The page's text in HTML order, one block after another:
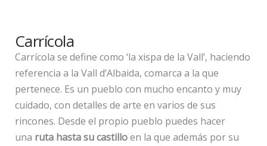
Carrícola
Carrícola se define como ‘la xispa de la Vall’, haciendo
referencia a la Vall d’Albaida, comarca a la que
pertenece. Es un pueblo con mucho encanto y muy
cuidado, con detalles de arte en varios de sus
rincones. Desde el propio pueblo puedes hacer
una ruta hasta su castilloen la que además por su